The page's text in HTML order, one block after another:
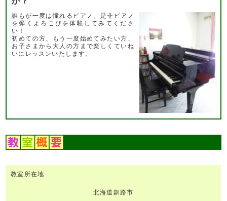
誰もが一度は憧れるピアノ。是非ピアノ
を弾くよろこびを体験してみてくださ
い！
初めての方、もう一度始めてみたい方、
お子さまから大人の方まで楽しくていね
いにレッスンいたします。
教室所在地
北海道釧路市